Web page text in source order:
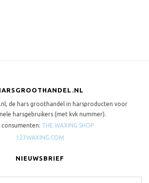
de hars groothandel in harsproducten voor
harsgebruikers (met kvk nummer).
THE WAXING SHOP
123WAXING.COM
NIEUWSBRIEF